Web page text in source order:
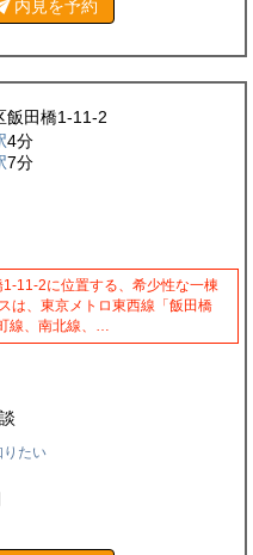
内見を予約
飯田橋1-11-2
4分
7分
11-2に位置する、希少性な一棟
は、東京メトロ東西線「飯田橋
線、南北線、…
りたい